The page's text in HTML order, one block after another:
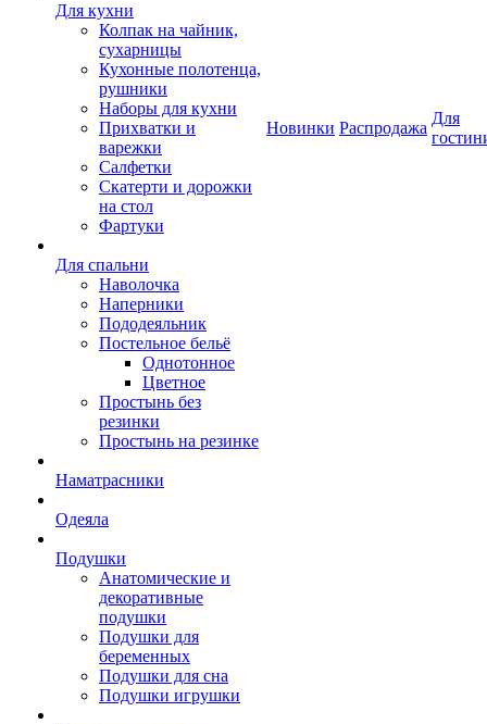
Для кухни
Колпак на чайник,
сухарницы
Кухонные полотенца,
рушники
Наборы для кухни
Прихватки и
варежки
Салфетки
Скатерти и дорожки
на стол
Фартуки
Для спальни
Наволочка
Наперники
Пододеяльник
Постельное бельё
Однотонное
Цветное
Простынь без
резинки
Простынь на резинке
Наматрасники
Одеяла
Подушки
Анатомические и
декоративные
подушки
Подушки для
беременных
Подушки для сна
Подушки игрушки
Новинки Распродажа
Для